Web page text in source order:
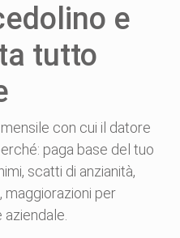
e
tutto
con cui il datore
paga base del tuo
scatti di anzianità,
maggiorazioni per